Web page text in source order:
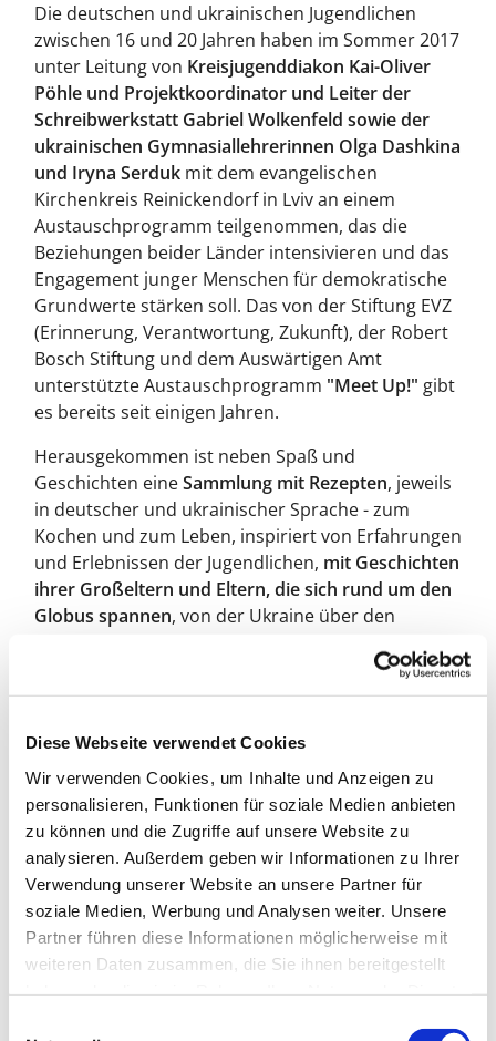
Diese Webseite verwendet Cookies
Wir verwenden Cookies, um Inhalte und Anzeigen zu
personalisieren, Funktionen für soziale Medien anbieten
zu können und die Zugriffe auf unsere Website zu
analysieren. Außerdem geben wir Informationen zu Ihrer
Verwendung unserer Website an unsere Partner für
soziale Medien, Werbung und Analysen weiter. Unsere
Partner führen diese Informationen möglicherweise mit
weiteren Daten zusammen, die Sie ihnen bereitgestellt
Die deutschen und ukrainischen Jugendlichen
zwischen 16 und 20 Jahren haben im Sommer 2017
unter Leitung von Kreisjugenddiakon Kai-Oliver
Pöhle und Projektkoordinator und Leiter der
Schreibwerkstatt Gabriel Wolkenfeld sowie der
ukrainischen Gymnasiallehrerinnen Olga Dashkina
und Iryna Serduk mit dem evangelischen
Kirchenkreis Reinickendorf in Lviv an einem
Austauschprogramm teilgenommen, das die
Beziehungen beider Länder intensivieren und das
Engagement junger Menschen für demokratische
Grundwerte stärken soll. Das von der Stiftung EVZ
(Erinnerung, Verantwortung, Zukunft), der Robert
Bosch Stiftung und dem Auswärtigen Amt
unterstützte Austauschprogramm "Meet Up!" gibt
es bereits seit einigen Jahren.
Herausgekommen ist neben Spaß und
Geschichten eineSammlung mit Rezepten, jeweils
in deutscher und ukrainischer Sprache - zum
Kochen und zum Leben, inspiriert von Erfahrungen
und Erlebnissen der Jugendlichen, mit Geschichten
ihrer Großeltern und Eltern, die sich rund um den
Globus spannen, von der Ukraine über den
nach Indien und zurück nach Deutschland -eine
Anleitung zu Toleranz und Verständigung über
Katja
aus der Ukraine schreibt: "Es gibt viele
Gründe, den Geburtsort zu verlassen: Ausbildung,
Arbeit, Liebe. Falls ich meine Heimat einmal
verlassen sollte, nehme ich mich mit. Ein Mensch
ist nicht nur Körper, sondern alles, was er sieht,
fühlt, denkt und macht." Und
Angie
aus
Deutschland ergänzt: "Unser Projekt rückt einen
positiven Effekt von Migration in den Vordergrund:
die Bereicherung unserer regionalen Küche durch
die deutsche Küche sei ohne Pizza und Sushi